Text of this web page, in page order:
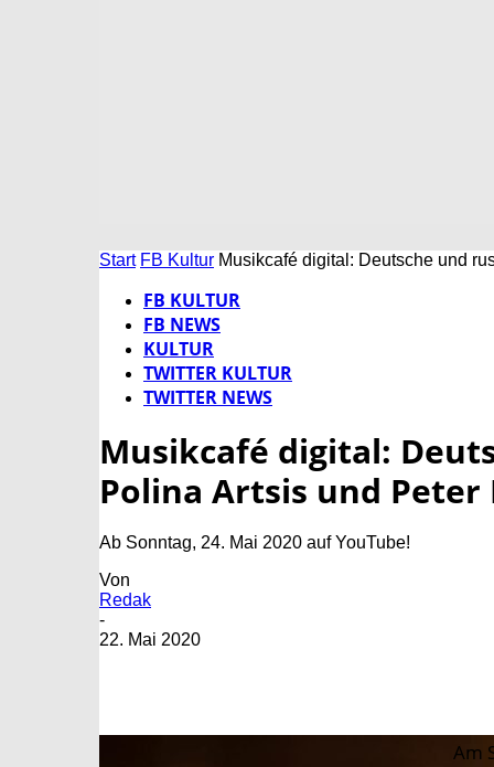
Start FB Kultur Musikcafé digital: Deutsche und
FB KULTUR
FB NEWS
KULTUR
TWITTER KULTUR
TWITTER NEWS
Musikcafé digital:
Polina Artsis und Peter
Ab Sonntag, 24. Mai 2020 auf YouTube!
Von
Redak
-
22. Mai 2020
Am